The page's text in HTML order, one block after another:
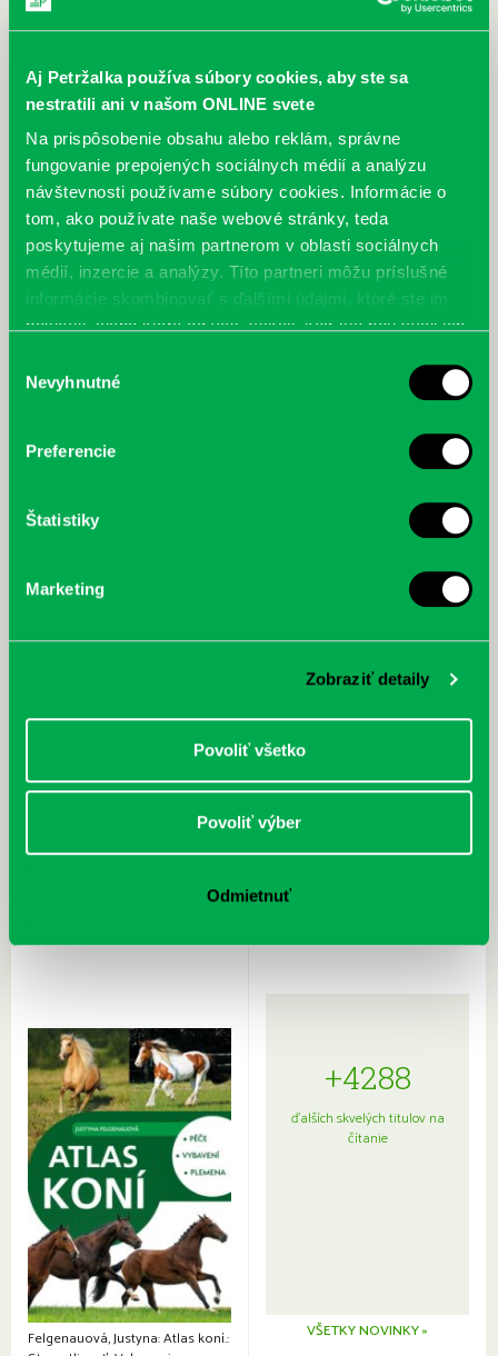
Aj Petržalka používa súbory cookies, aby ste sa
nestratili ani v našom ONLINE svete
Na prispôsobenie obsahu alebo reklám, správne
fungovanie prepojených sociálnych médií a analýzu
návštevnosti používame súbory cookies. Informácie o
tom, ako používate naše webové stránky, teda
poskytujeme aj našim partnerom v oblasti sociálnych
médií, inzercie a analýzy. Títo partneri môžu príslušné
informácie skombinovať s ďalšími údajmi, ktoré ste im
poskytli, alebo ktoré od vás získali, keď ste používali ich
súhlasu
Nevyhnutné
Preferencie
Štatistiky
Marketing
Zobraziť detaily
Povoliť všetko
Povoliť výber
Odmietnuť
McGrath, Andy: Tadej Pogačar:
nezastaviteľný
Rudź, Przemyslaw: Atlas hviezd:
Hardy, Paula: Japonsko na tanieri:
japonskou kuchyňou a etiketou
Felgenauová, Justyna: Atlas koní.:
+4288
ďalších skvelých titulov na
čítanie
VŠETKY NOVINKY »